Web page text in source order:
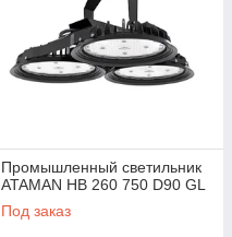
Промышленный светильник
ATAMAN HB 260 750 D90 GL
Под заказ